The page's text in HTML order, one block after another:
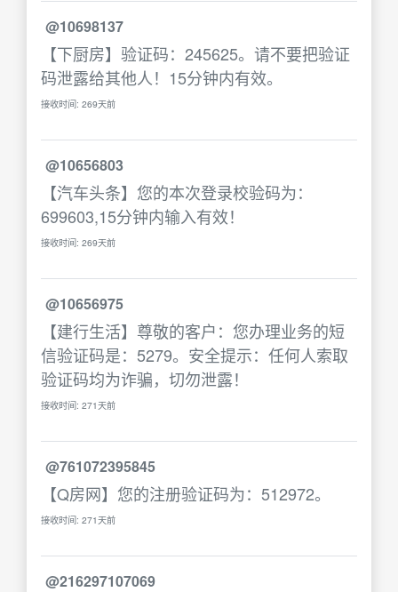
@10698137
【下厨房】验证码：245625。请不要把验证
码泄露给其他人！15分钟内有效。
接收时间: 269天前
@10656803
【汽车头条】您的本次登录校验码为：
699603,15分钟内输入有效！
接收时间: 269天前
@10656975
【建行生活】尊敬的客户：您办理业务的短
信验证码是：5279。安全提示：任何人索取
验证码均为诈骗，切勿泄露！
接收时间: 271天前
@761072395845
【Q房网】您的注册验证码为：512972。
接收时间: 271天前
@216297107069